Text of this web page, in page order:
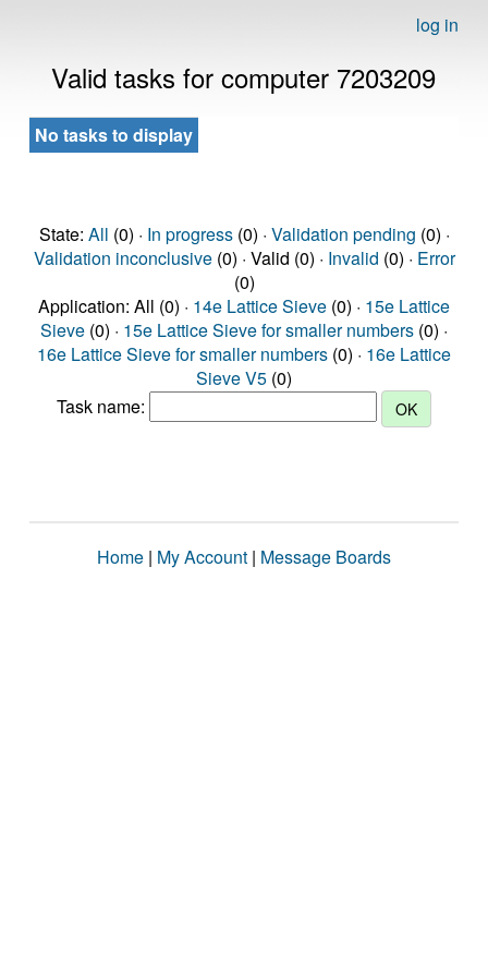
log in
Valid tasks for computer 7203209
No tasks to display
State: All (0) · In progress(0) · Validation pending (0) ·
Validation inconclusive(0) · Valid (0) · Invalid (0) · Error
(0)
Application: All (0) · 14e Lattice Sieve (0) · 15e Lattice
Sieve (0) · 15e Lattice Sieve for smaller numbers (0) ·
16e Lattice Sieve for smaller numbers (0) · 16e Lattice
Sieve V5 (0)
Task name:
Home | My Account | Message Boards